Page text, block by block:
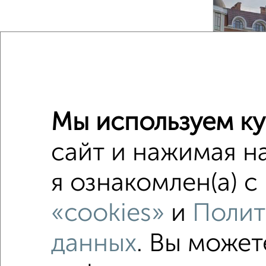
2-к
Поиск по
не
с
Мы используем
сайт и нажимая
я ознакомлен(а) с
«cookies» и
данных. Вы